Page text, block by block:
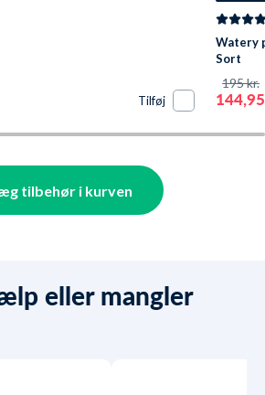
Tilføj
Watery
Sort
195 kr.
tilbehør i kurven
eller mangler